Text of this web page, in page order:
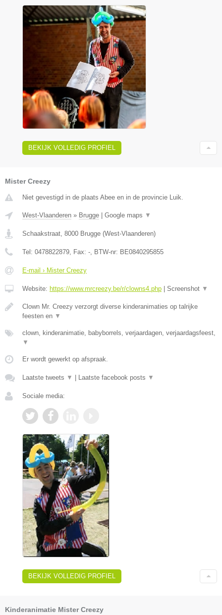
BEKIJK VOLLEDIG PROFIEL
Mister Creezy
Niet gevestigd in de plaats Abee en in de provincie Luik.
West-Vlaanderen » Brugge Google maps ▼
Schaakstraat, 8000 Brugge (West-Vlaanderen)
Tel: 0478822879, Fax: -, BTW-nr: BE0840295855
E-mail › Mister Creezy
Website: https://www.mrcreezy.be/r/clowns4.php Screenshot ▼
Clown Mr. Creezy verzorgt diverse kinderanimaties op talrijke
feesten en ▼
clown, kinderanimatie, babyborrels, verjaardagen, verjaardagsfeest,
▼
Er wordt gewerkt op afspraak.
Laatste tweets ▼ Laatste facebook posts ▼
Sociale media:
BEKIJK VOLLEDIG PROFIEL
Kinderanimatie Mister Creezy